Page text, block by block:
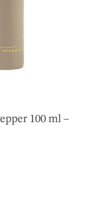
100 ml –